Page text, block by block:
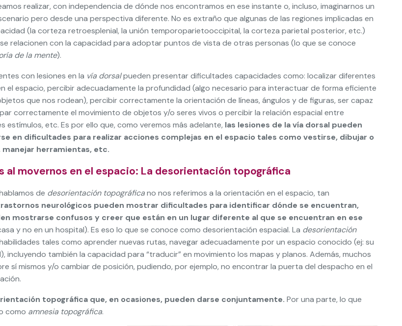
realizar, con independencia de dónde nos encontramos en ese instante o, incluso, imaginarnos un
pero desde una perspectiva diferente. No es extraño que algunas de las regiones implicadas en
(la corteza retroesplenial, la unión temporoparietooccipital, la corteza parietal posterior, etc.)
relacionen con la capacidad para adoptar puntos de vista de otras personas (lo que se conoce
de la mente).
con lesiones en la vía dorsalpueden presentar dificultades capacidades como: localizar diferentes
el espacio, percibir adecuadamente la profundidad (algo necesario para interactuar de forma eficiente
que nos rodean), percibir correctamente la orientación de líneas, ángulos y de figuras, ser capaz
correctamente el movimiento de objetos y/o seres vivos o percibir la relación espacial entre
estímulos, etc. Es por ello que, como veremos más adelante, las lesiones de la vía dorsal pueden
en dificultades para realizar acciones complejas en el espacio tales como vestirse, dibujar o
manejar herramientas, etc.
al movernos en el espacio: La desorientación topográfica
de desorientación topográficano nos referimos a la orientación en el espacio, tan
neurológicos pueden mostrar dificultades para identificar dónde se encuentran,
mostrarse confusos y creer que están en un lugar diferente al que se encuentran en ese
y no en un hospital). Es eso lo que se conoce como desorientación espacial. La desorientación
tales como aprender nuevas rutas, navegar adecuadamente por un espacio conocido (ej: su
también la capacidad para “traducir” en movimiento los mapas y planos. Además, muchos
sí mismos y/o cambiar de posición, pudiendo, por ejemplo, no encontrar la puerta del despacho en el
topográfica que, en ocasiones, pueden darse conjuntamente. Por una parte, lo que
como amnesia topográfica.